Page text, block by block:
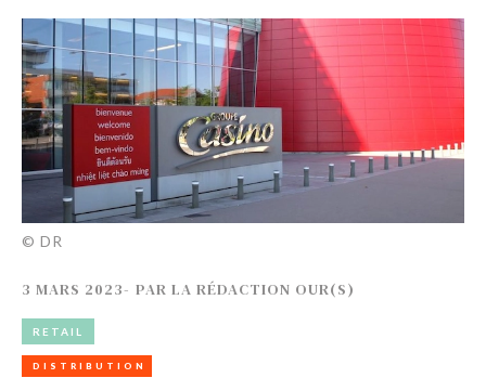
© DR
3 MARS 2023- PAR LA RÉDACTION OUR(S)
RETAIL
DISTRIBUTION